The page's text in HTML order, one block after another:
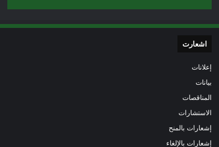
اشعارت
إعلانات
بيانات
المناقصات
الاستشارات
إشعارات بالمنح
إشعارات بالإلغاء